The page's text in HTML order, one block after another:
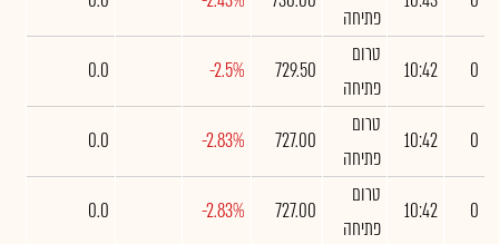
פתיחה
0
10:42
טרום
פתיחה
729.50
-2.5%
0.0
0
10:42
טרום
פתיחה
727.00
-2.83%
0.0
0
10:42
טרום
פתיחה
727.00
-2.83%
0.0